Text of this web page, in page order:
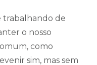
trabalhando de
o nosso
como
sim, mas sem